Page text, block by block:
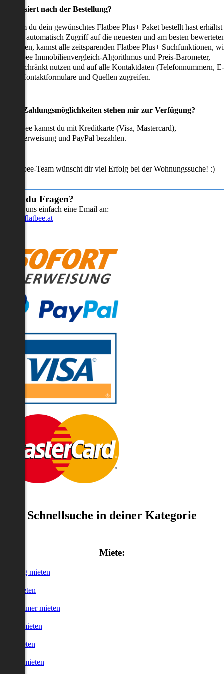
passiert nach der Bestellung?
du dein gewünschtes Flatbee Plus+ Paket bestellt hast erhältst
sofort automatisch Zugriff auf die neuesten und am besten
kannst alle zeitsparenden Flatbee Plus+ Suchfunktionen,
Flatbee Immobilienvergleich-Algorithmus und Preis-Barometer,
nutzen und auf alle Kontaktdaten (Telefonnummern, E-
Kontaktformulare und Quellen zugreifen.
Zahlungsmöglichkeiten stehen mir zur Verfügung?
Flatbee kannst du mit Kreditkarte (Visa, Mastercard),
und PayPal bezahlen.
Flatbee-Team wünscht dir viel Erfolg bei der Wohnungssuche! :)
Hast du Fragen?
Sende uns einfach eine Email an:
info@flatbee.at
Schnellsuche in deiner Kategorie
Miete:
mieten
mieten
Zimmer mieten
mieten
mieten